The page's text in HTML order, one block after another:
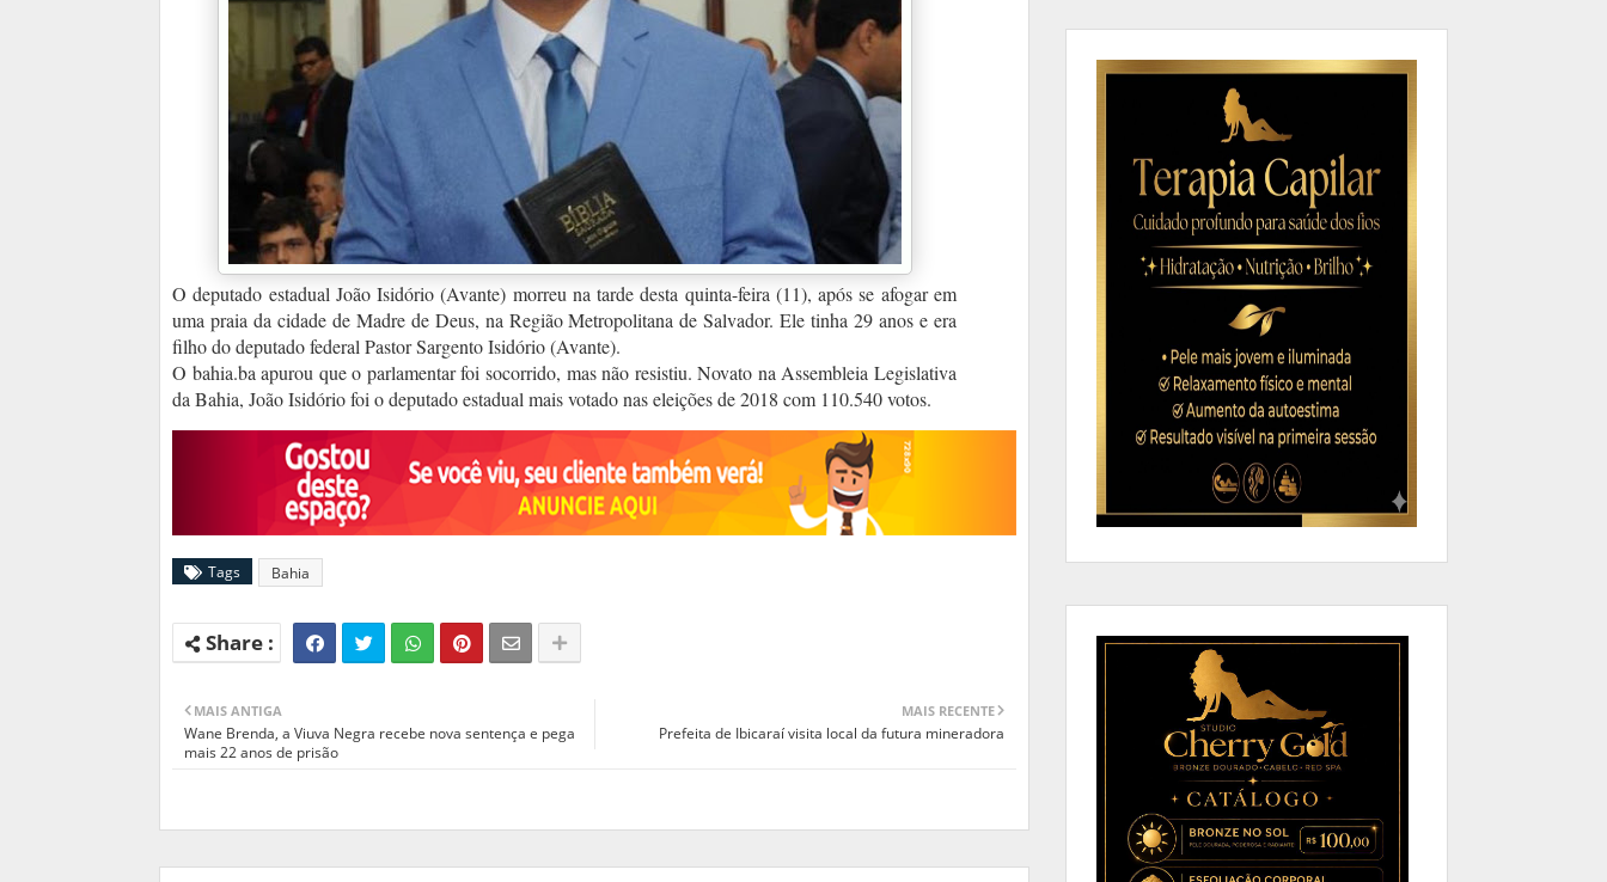
O deputado estadual João Isidório (Avante) morreu na tarde desta quinta-feira (11), após se afogar em
uma praia da cidade de Madre de Deus, na Região Metropolitana de Salvador. Ele tinha 29 anos e era
filho do deputado federal Pastor Sargento Isidório (Avante).
O bahia.ba apurou que o parlamentar foi socorrido, mas não resistiu. Novato na Assembleia Legislativa
da Bahia, João Isidório foi o deputado estadual mais votado nas eleições de 2018 com 110.540 votos.
Tags Bahia
MAIS RECENTE
Prefeita de Ibicaraí visita local da futura mineradora
MAIS ANTIGA
Wane Brenda, a Viuva Negra recebe nova sentença e pega
mais 22 anos de prisão